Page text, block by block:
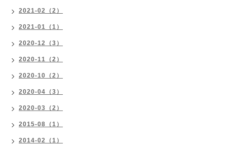
2021-02（2）
2021-01（1）
2020-12（3）
2020-11（2）
2020-10（2）
2020-04（3）
2020-03（2）
2015-08（1）
2014-02（1）